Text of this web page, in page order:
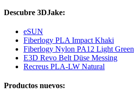
Descubre 3DJake:
eSUN
Fiberlogy PLA Impact Khaki
Fiberlogy Nylon PA12 Light Green
E3D Revo Belt Düse Messing
Recreus PLA-LW Natural
Productos nuevos: